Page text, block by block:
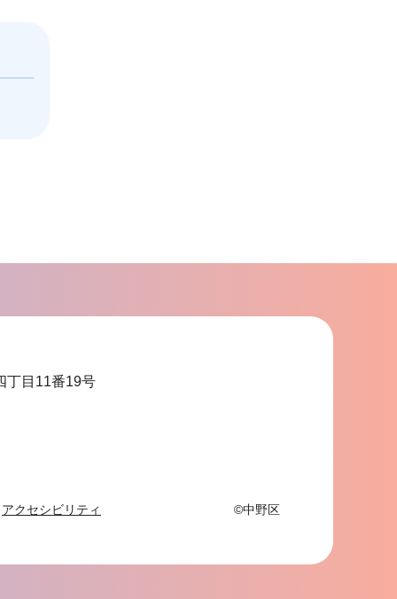
丁目11番19号
アクセシビリティ ©中野区